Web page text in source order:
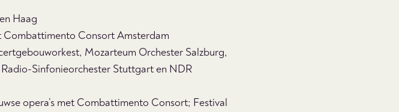
Haag
Combattimento Consort Amsterdam
Mozarteum Orchester Salzburg,
Sinfonieorchester Stuttgart en NDR
opera’s met Combattimento Consort; Festival